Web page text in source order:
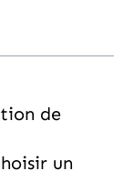
de
un